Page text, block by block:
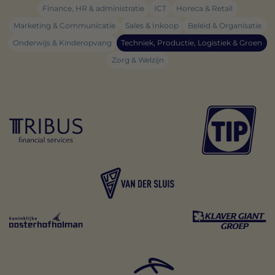
Finance, HR & administratie ICT
Horeca & Retail
Marketing & Communicatie
Sales & Inkoop
Beleid & Organisatie
Onderwijs & Kinderopvang
Techniek, Productie, Logistiek & Groen
Zorg & Welzijn